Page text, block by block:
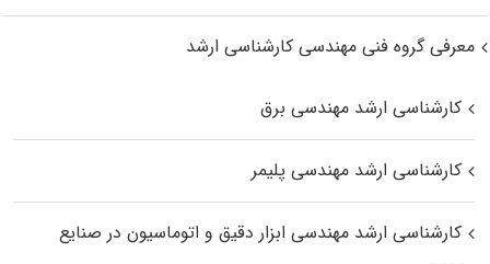
معرفی گروه فنی مهندسی کارشناسی ارشد
کارشناسی ارشد مهندسی برق
کارشناسی ارشد مهندسی پلیمر
کارشناسی ارشد مهندسی ابزار دقیق و اتوماسیون در صنایع